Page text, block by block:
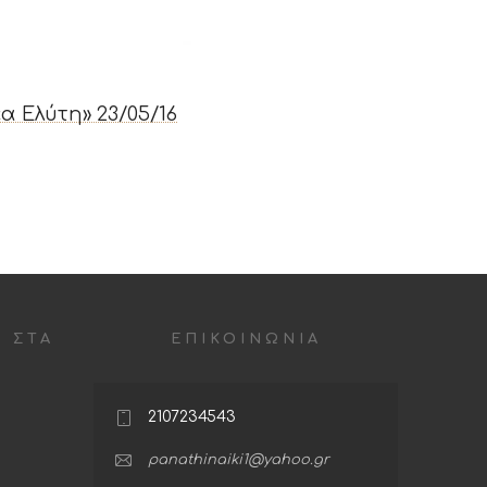
Ελύτη» 23/05/16
ΣΤΑ
ΕΠΙΚΟΙΝΩΝΙΑ
2107234543
panathinaiki1@yahoo.gr